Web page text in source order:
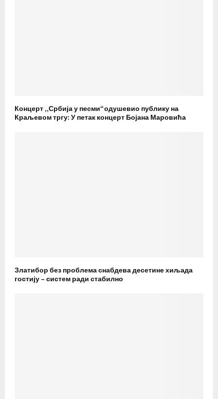
Концерт „Србија у песми“ одушевио публику на
Краљевом тргу: У петак концерт Бојана Маровића
Златибор без проблема снабдева десетине хиљада
гостију – систем ради стабилно